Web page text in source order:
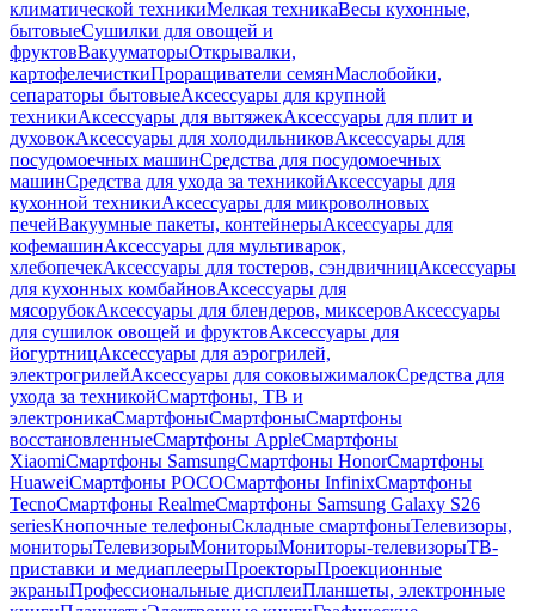
климатической техникиМелкая техникаВесы кухонные,
бытовыеСушилки для овощей и
фруктовВакууматорыОткрывалки,
картофелечисткиПроращиватели семянМаслобойки,
сепараторы бытовыеАксессуары для крупной
техникиАксессуары для вытяжекАксессуары для плит и
духовокАксессуары для холодильниковАксессуары для
посудомоечных машинСредства для посудомоечных
машинСредства для ухода за техникойАксессуары для
кухонной техникиАксессуары для микроволновых
печейВакуумные пакеты, контейнерыАксессуары для
кофемашинАксессуары для мультиварок,
хлебопечекАксессуары для тостеров, сэндвичницАксессуары
для кухонных комбайновАксессуары для
мясорубокАксессуары для блендеров, миксеровАксессуары
для сушилок овощей и фруктовАксессуары для
йогуртницАксессуары для аэрогрилей,
электрогрилейАксессуары для соковыжималокСредства для
ухода за техникойСмартфоны, ТВ и
электроникаСмартфоныСмартфоныСмартфоны
восстановленныеСмартфоны AppleСмартфоны
XiaomiСмартфоны SamsungСмартфоны HonorСмартфоны
HuaweiСмартфоны POCOСмартфоны InfinixСмартфоны
TecnoСмартфоны RealmeСмартфоны Samsung Galaxy S26
seriesКнопочные телефоныСкладные смартфоныТелевизоры,
мониторыТелевизорыМониторыМониторы-телевизорыТВ-
приставки и медиаплеерыПроекторыПроекционные
экраныПрофессиональные дисплеиПланшеты, электронные